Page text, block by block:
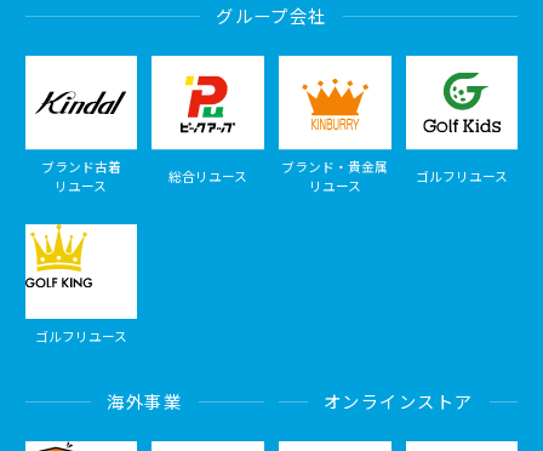
グループ会社
ブランド古着
リユース
総合リユース
ブランド・貴金属
リユース
ゴルフリユース
ゴルフリユース
海外事業 オンラインストア